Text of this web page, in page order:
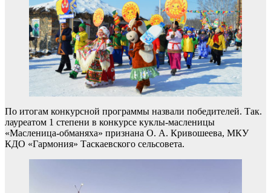
По итогам конкурсной программы назвали победителей. Так.
лауреатом 1 степени в конкурсе куклы-масленицы
«Масленица-обманяха» признана О. А. Кривошеева, МКУ
КДО «Гармония» Таскаевского сельсовета.